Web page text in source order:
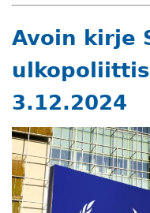
Avoin kirje
3.12.2024